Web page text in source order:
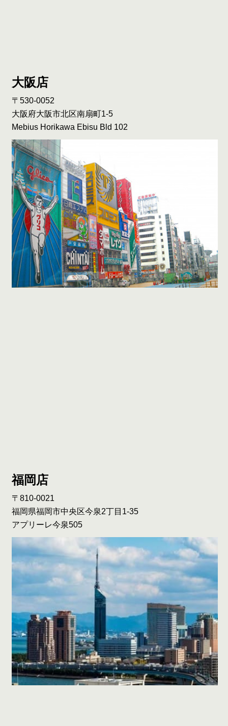
大阪店
〒530-0052
大阪府大阪市北区南扇町1-5
Mebius Horikawa Ebisu Bld 102
福岡店
〒810-0021
福岡県福岡市中央区今泉2丁目1-35
アプリーレ今泉505